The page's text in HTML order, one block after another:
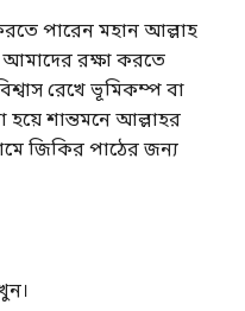
পারেন মহান আল্লাহ
আমাদের রক্ষা করতে
রেখে ভূমিকম্প বা
শান্তমনে আল্লাহর
জিকির পাঠের জন্য